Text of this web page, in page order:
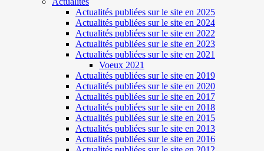
Actualités publiées sur le site en 2025
Actualités publiées sur le site en 2024
Actualités publiées sur le site en 2022
Actualités publiées sur le site en 2023
Actualités publiées sur le site en 2021
Voeux 2021
Actualités publiées sur le site en 2019
Actualités publiées sur le site en 2020
Actualités publiées sur le site en 2017
Actualités publiées sur le site en 2018
Actualités publiées sur le site en 2015
Actualités publiées sur le site en 2013
Actualités publiées sur le site en 2016